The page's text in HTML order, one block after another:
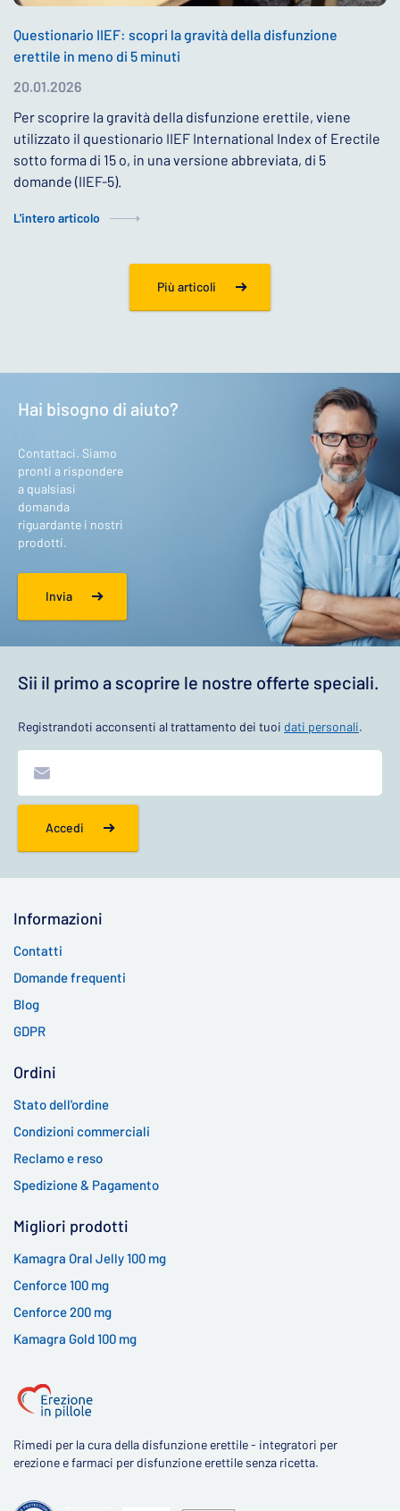
Questionario IIEF: scopri la gravità della disfunzione
erettile in meno di 5 minuti
20.01.2026
Per scoprire la gravità della disfunzione erettile, viene
utilizzato il questionario IIEF International Index of Erectile
sotto forma di 15 o, in una versione abbreviata, di 5
domande (IIEF-5).
L'intero articolo
Più articoli
Hai bisogno di aiuto?
Contattaci. Siamo
pronti a rispondere
a qualsiasi
domanda
riguardante i nostri
prodotti.
Invia
Sii il primo a scoprire le nostre offerte speciali.
Registrandoti acconsenti al trattamento dei tuoi dati personali.
Accedi
Informazioni
Contatti
Domande frequenti
Blog
GDPR
Ordini
Stato dell'ordine
Condizioni commerciali
Reclamo e reso
Spedizione & Pagamento
Migliori prodotti
Kamagra Oral Jelly 100 mg
Cenforce 100 mg
Cenforce 200 mg
Kamagra Gold 100 mg
Rimedi per la cura della disfunzione erettile - integratori per
erezione e farmaci per disfunzione erettile senza ricetta.